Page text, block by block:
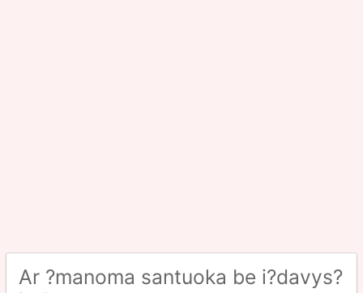
Ar ?manoma santuoka be i?davys?